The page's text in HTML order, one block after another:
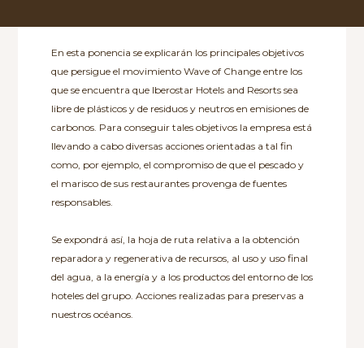
En esta ponencia se explicarán los principales objetivos
que persigue el movimiento Wave of Change entre los
que se encuentra que Iberostar Hotels and Resorts sea
libre de plásticos y de residuos y neutros en emisiones de
carbonos. Para conseguir tales objetivos la empresa está
llevando a cabo diversas acciones orientadas a tal fin
como, por ejemplo, el compromiso de que el pescado y
el marisco de sus restaurantes provenga de fuentes
responsables.
Se expondrá así, la hoja de ruta relativa a la obtención
reparadora y regenerativa de recursos, al uso y uso final
del agua, a la energía y a los productos del entorno de los
hoteles del grupo. Acciones realizadas para preservas a
nuestros océanos.